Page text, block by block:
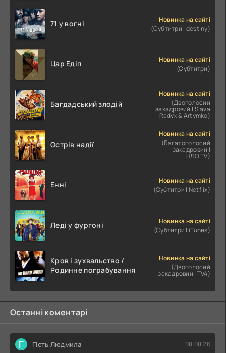
71 у вогні
Новинка на сайті
(Субтитри | destiny)
Цар Едіп
Новинка на сайті
(Субтитри)
Багдадський злодій
Новинка на сайті
(Двоголосий
закадровий | Slava
Radyk & Artymko)
Острів надії
Новинка на сайті
(Багатоголосий
закадровий |
НЛО.TV)
Енні
Новинка на сайті
(Субтитри | Netflix)
Леді у фургоні
Новинка на сайті
(Субтитри | iTunes)
Кров і зухвальство /
Родинне пограбування
Новинка на сайті
(Двоголосий
закадровий | TV4)
Останні коментарі
Г Гість Людмила 08.08.26